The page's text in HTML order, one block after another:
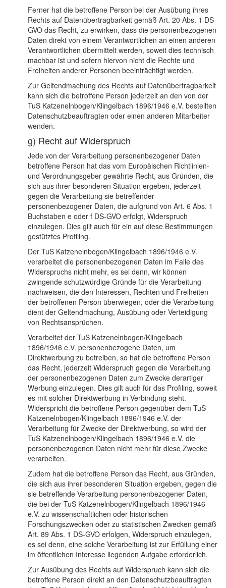
Ferner hat die betroffene Person bei der Ausübung ihres
Rechts auf Datenübertragbarkeit gemäß Art. 20 Abs. 1 DS-
GVO das Recht, zu erwirken, dass die personenbezogenen
Daten direkt von einem Verantwortlichen an einen anderen
Verantwortlichen übermittelt werden, soweit dies technisch
machbar ist und sofern hiervon nicht die Rechte und
Freiheiten anderer Personen beeinträchtigt werden.
Zur Geltendmachung des Rechts auf Datenübertragbarkeit
kann sich die betroffene Person jederzeit an den von der
TuS Katzenelnbogen/Klingelbach 1896/1946 e.V. bestellten
Datenschutzbeauftragten oder einen anderen Mitarbeiter
wenden.
g) Recht auf Widerspruch
Jede von der Verarbeitung personenbezogener Daten
betroffene Person hat das vom Europäischen Richtlinien-
und Verordnungsgeber gewährte Recht, aus Gründen, die
sich aus ihrer besonderen Situation ergeben, jederzeit
gegen die Verarbeitung sie betreffender
personenbezogener Daten, die aufgrund von Art. 6 Abs. 1
Buchstaben e oder f DS-GVO erfolgt, Widerspruch
einzulegen. Dies gilt auch für ein auf diese Bestimmungen
gestütztes Profiling.
Der TuS Katzenelnbogen/Klingelbach 1896/1946 e.V.
verarbeitet die personenbezogenen Daten im Falle des
Widerspruchs nicht mehr, es sei denn, wir können
zwingende schutzwürdige Gründe für die Verarbeitung
nachweisen, die den Interessen, Rechten und Freiheiten
der betroffenen Person überwiegen, oder die Verarbeitung
dient der Geltendmachung, Ausübung oder Verteidigung
von Rechtsansprüchen.
Verarbeitet der TuS Katzenelnbogen/Klingelbach
1896/1946 e.V. personenbezogene Daten, um
Direktwerbung zu betreiben, so hat die betroffene Person
das Recht, jederzeit Widerspruch gegen die Verarbeitung
der personenbezogenen Daten zum Zwecke derartiger
Werbung einzulegen. Dies gilt auch für das Profiling, soweit
es mit solcher Direktwerbung in Verbindung steht.
Widerspricht die betroffene Person gegenüber dem TuS
Katzenelnbogen/Klingelbach 1896/1946 e.V. der
Verarbeitung für Zwecke der Direktwerbung, so wird der
TuS Katzenelnbogen/Klingelbach 1896/1946 e.V. die
personenbezogenen Daten nicht mehr für diese Zwecke
verarbeiten.
Zudem hat die betroffene Person das Recht, aus Gründen,
die sich aus ihrer besonderen Situation ergeben, gegen die
sie betreffende Verarbeitung personenbezogener Daten,
die bei der TuS Katzenelnbogen/Klingelbach 1896/1946
e.V. zu wissenschaftlichen oder historischen
Forschungszwecken oder zu statistischen Zwecken gemäß
Art. 89 Abs. 1 DS-GVO erfolgen, Widerspruch einzulegen,
es sei denn, eine solche Verarbeitung ist zur Erfüllung einer
im öffentlichen Interesse liegenden Aufgabe erforderlich.
Zur Ausübung des Rechts auf Widerspruch kann sich die
betroffene Person direkt an den Datenschutzbeauftragten